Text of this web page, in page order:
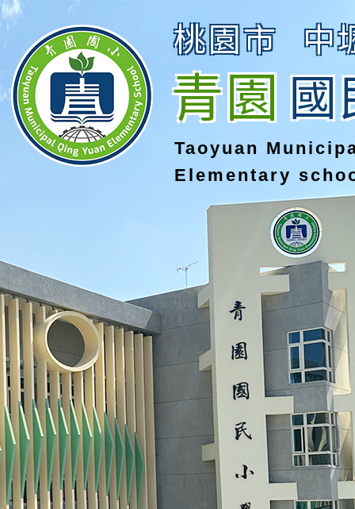
桃園市 中
青園國
Taoyuan
Elementary